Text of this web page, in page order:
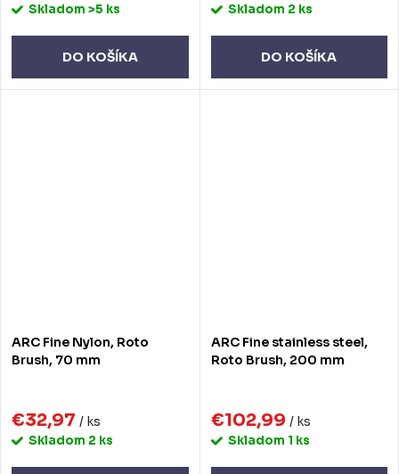
Skladom >5 ks
DO KOŠÍKA
Skladom 2 ks
DO KOŠÍKA
ARC Fine Nylon, Roto
Brush, 70 mm
€32,97 / ks
Skladom 2 ks
ARC Fine stainless steel,
Roto Brush, 200 mm
€102,99 / ks
Skladom 1 ks